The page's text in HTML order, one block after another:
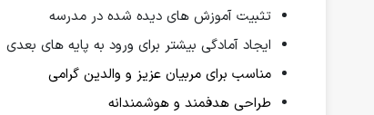
تثبیت آموزش های دیده شده در مدرسه
ایجاد آمادگی بیشتر برای ورود به پایه های بعدی
مناسب برای مربیان عزیز و والدین گرامی
طراحی هدفمند و هوشمندانه